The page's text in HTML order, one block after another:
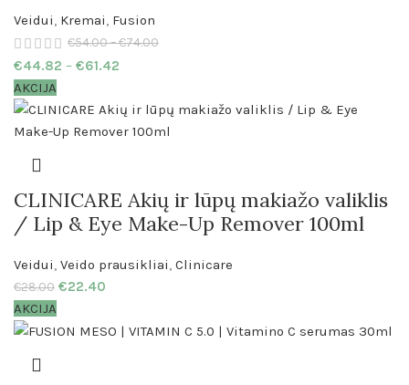
Veidui, Kremai, Fusion
€54.00 – €74.00
€44.82 – €61.42
AKCIJA
CLINICARE Akių ir lūpų makiažo valiklis
/ Lip & Eye Make-Up Remover 100ml
Veidui, Veido prausikliai, Clinicare
€28.00 €22.40
AKCIJA